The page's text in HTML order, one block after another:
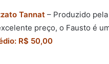
Tannat – Produzido
preço, o Fausto é
R$ 50,00